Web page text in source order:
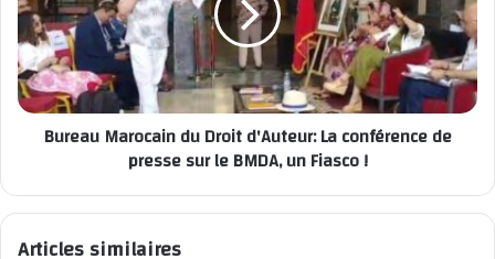
Bureau Marocain du Droit d'Auteur: La conférence de
presse sur le BMDA, un Fiasco !
Articles similaires